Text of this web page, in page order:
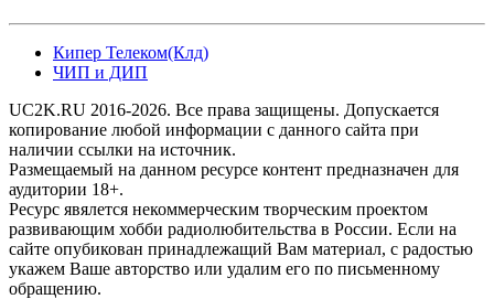
Кипер Телеком(Клд)
ЧИП и ДИП
UC2K.RU 2016-2026. Все права защищены. Допускается
копирование любой информации с данного сайта при
наличии ссылки на источник.
Размещаемый на данном ресурсе контент предназначен для
аудитории 18+.
Ресурс явялется некоммерческим творческим проектом
развивающим хобби радиолюбительства в России. Если на
сайте опубикован принадлежащий Вам материал, с радостью
укажем Ваше авторство или удалим его по письменному
обращению.